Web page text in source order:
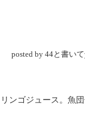
posted by 44と書い
ンゴジュース。魚